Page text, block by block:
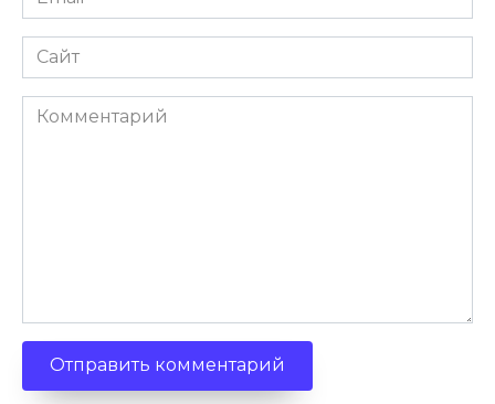
Сайт
Комментарий